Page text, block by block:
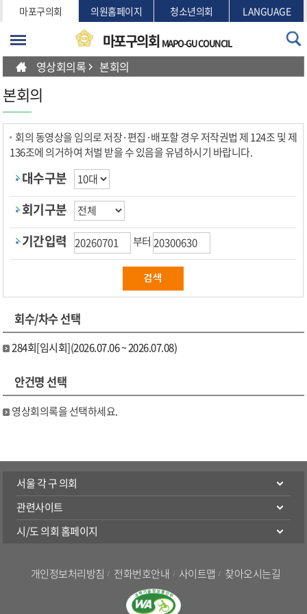
본문바로가기
마포구의회 의원홈페이지 청소년의회 LANGUAGE
마포구의회 MAPO-GU COUNCIL
영상회의록 본회의
본회의
회의 동영상을 임의로 저장·편집·배포할 경우 저작권법 제 124조 및 제
136조에 의거하여 처벌 받을 수 있음을 유념하시기 바랍니다.
대수구분
회기구분
기간입력
부터
회수/차수 선택
284회[임시회](2026.07.06 ~ 2026.07.08)
안건명 선택
영상회의록을 선택하세요.
서울 각 구 의회
관련사이트
시/도 의회 홈페이지
개인정보처리방침 전화번호안내 사이트맵 찾아오시는길